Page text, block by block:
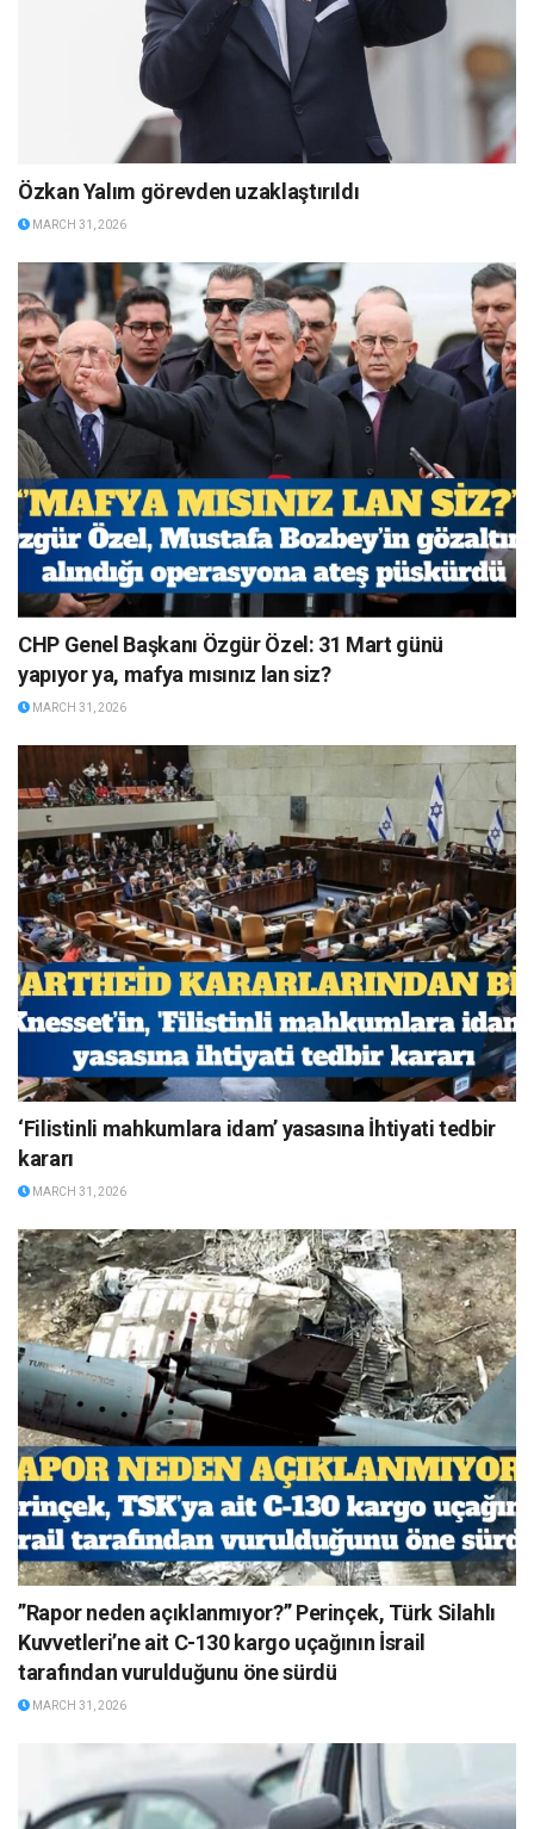
Özkan Yalım görevden uzaklaştırıldı
MARCH 31, 2026
CHP Genel Başkanı Özgür Özel: 31 Mart günü
yapıyor ya, mafya mısınız lan siz?
MARCH 31, 2026
‘Filistinli mahkumlara idam’ yasasına İhtiyati tedbir
kararı
MARCH 31, 2026
”Rapor neden açıklanmıyor?” Perinçek, Türk Silahlı
Kuvvetleri’ne ait C-130 kargo uçağının İsrail
tarafından vurulduğunu öne sürdü
MARCH 31, 2026